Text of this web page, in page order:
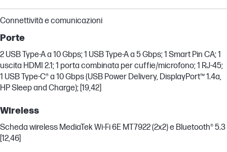
Connettività e comunicazioni
Porte
2 USB Type-A a 10 Gbps; 1 USB Type-A a 5 Gbps; 1 Smart Pin CA; 1
uscita HDMI 2.1; 1 porta combinata per cuffie/microfono; 1 RJ-45;
1 USB Type-C® a 10 Gbps (USB Power Delivery, DisplayPort™ 1.4a,
HP Sleep and Charge); [19,42]
Wireless
Scheda wireless MediaTek Wi-Fi 6E MT7922 (2x2) e Bluetooth® 5.3
[12,46]